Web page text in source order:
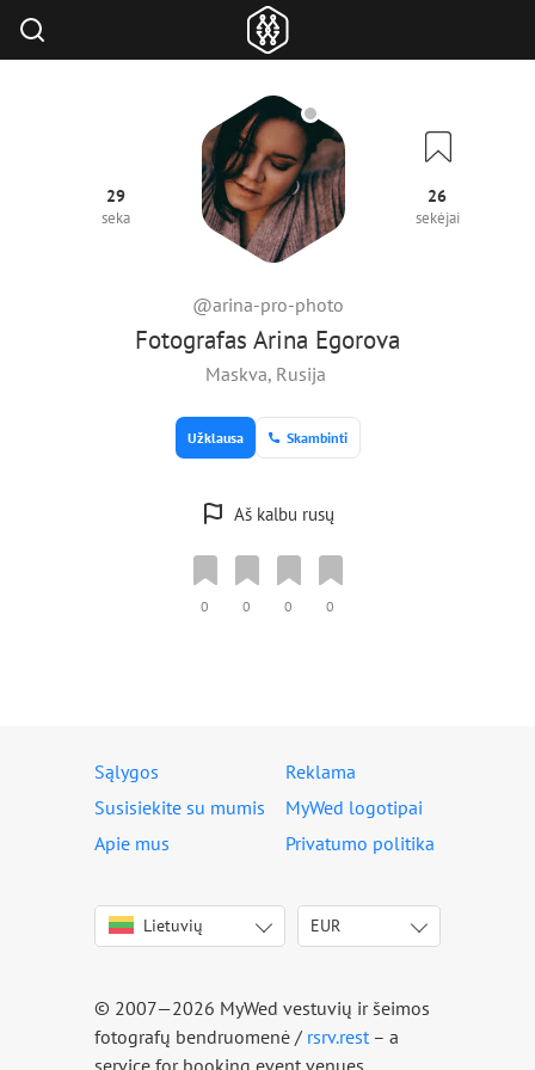
Fotografas Arina Egorova
@arina-pro-photo
29
seka
26
sekėjai
Maskva, Rusija
Užklausa Skambinti
Aš kalbu rusų
0 0 0 0
Sąlygos
Reklama
Susisiekite su mumis
MyWed logotipai
Apie mus
Privatumo politika
Lietuvių
English
Français
Español
EUR
USD
© 2007—2026 MyWed vestuvių ir šeimos
fotografų bendruomenė / rsrv.rest – a
service for booking event venues